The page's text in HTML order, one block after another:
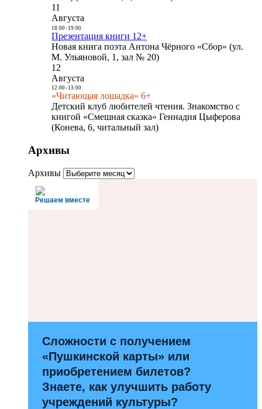
11
Августа
18:00- 19:00
Презентация книги 12+
Новая книга поэта Антона Чёрного «Сбор» (ул.
М. Ульяновой, 1, зал № 20)
12
Августа
12:00- 13:00
«Читающая лошадка» 6+
Детский клуб любителей чтения. Знакомство с
книгой «Смешная сказка» Геннадия Цыферова
(Конева, 6, читальный зал)
Архивы
Архивы
Решаем вместе
Сложности с получением
«Пушкинской карты» или
приобретением билетов?
Знаете, как улучшить работу
учреждений культуры?